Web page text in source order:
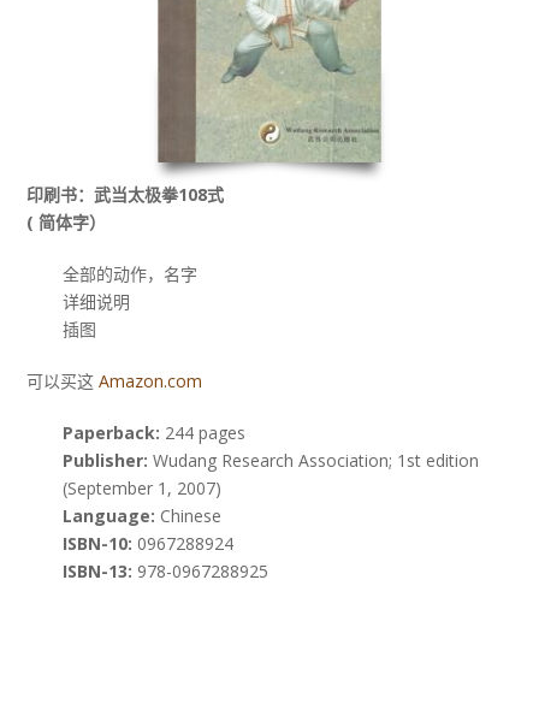
印刷书：武当太极拳108式
( 简体字）
全部的动作，名字
详细说明
插图
可以买这Amazon.com
Paperback: 244 pages
Publisher: Wudang Research Association; 1st edition
(September 1, 2007)
Language: Chinese
ISBN-10: 0967288924
ISBN-13: 978-0967288925